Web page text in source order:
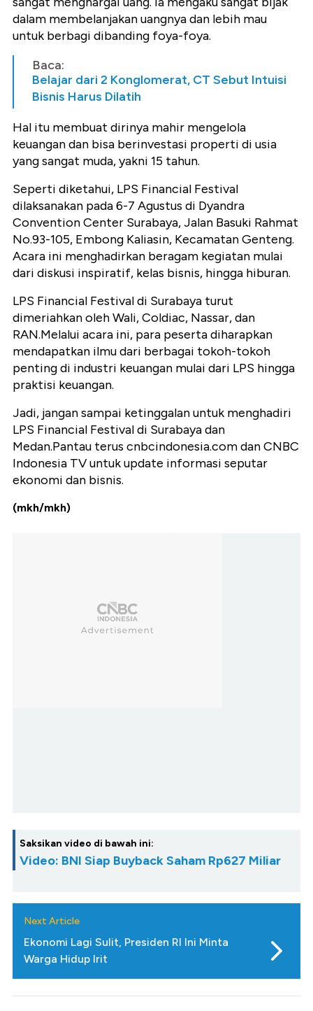
dalam membelanjakan uangnya dan lebih mau
untuk berbagi dibanding foya-foya.
Baca:
Belajar dari 2 Konglomerat, CT Sebut Intuisi
Bisnis Harus Dilatih
Hal itu membuat dirinya mahir mengelola
keuangan dan bisa berinvestasi properti di usia
yang sangat muda, yakni 15 tahun.
Seperti diketahui, LPS Financial Festival
dilaksanakan pada 6-7 Agustus di Dyandra
Convention Center Surabaya, Jalan Basuki Rahmat
No.93-105, Embong Kaliasin, Kecamatan Genteng.
Acara ini menghadirkan beragam kegiatan mulai
dari diskusi inspiratif, kelas bisnis, hingga hiburan.
LPS Financial Festival di Surabaya turut
dimeriahkan oleh Wali, Coldiac, Nassar, dan
RAN.Melalui acara ini, para peserta diharapkan
mendapatkan ilmu dari berbagai tokoh-tokoh
penting di industri keuangan mulai dari LPS hingga
praktisi keuangan.
Jadi, jangan sampai ketinggalan untuk menghadiri
LPS Financial Festival di Surabaya dan
Medan.Pantau terus cnbcindonesia.com dan CNBC
Indonesia TV untuk update informasi seputar
ekonomi dan bisnis.
(mkh/mkh)
Saksikan video di bawah ini:
Video: BNI Siap Buyback Saham Rp627 Miliar
Next Article
Ekonomi Lagi Sulit, Presiden RI Ini Minta
Warga Hidup Irit